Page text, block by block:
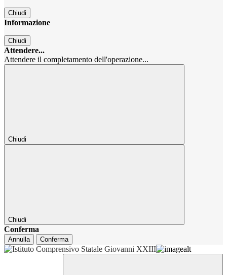
Chiudi
Informazione
Chiudi
Attendere...
Attendere il completamento dell'operazione...
Chiudi
Chiudi
Conferma
Annulla Conferma